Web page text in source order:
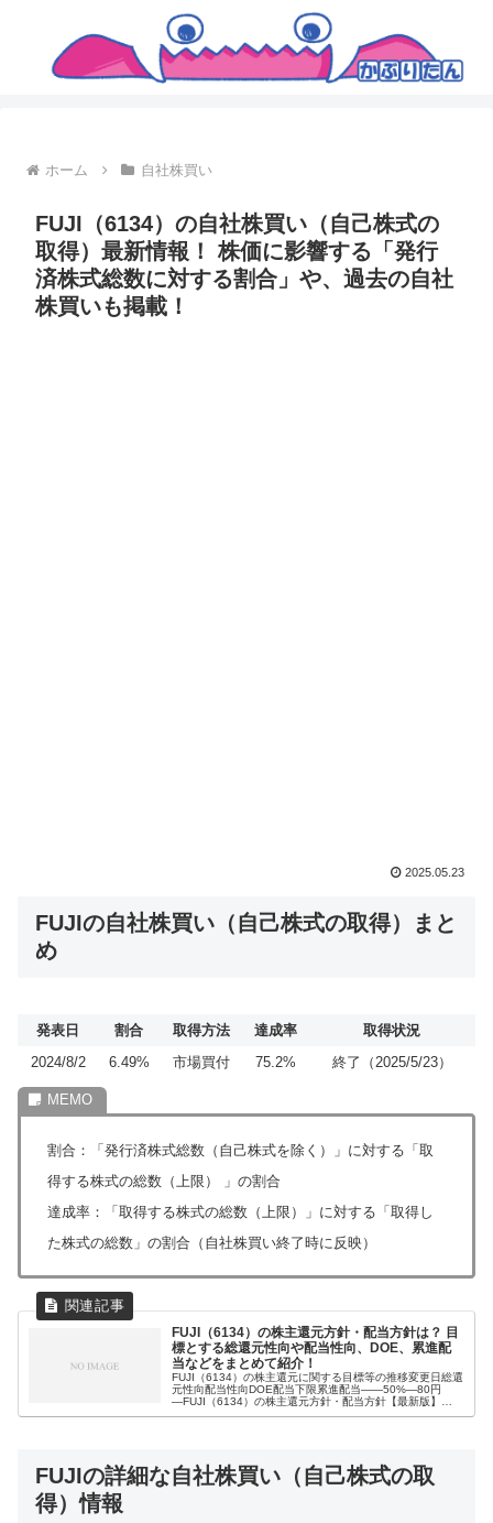
ホーム 自社株買い
FUJI（6134）の自社株買い（自己株式の
取得）最新情報！ 株価に影響する「発行
済株式総数に対する割合」や、過去の自社
株買いも掲載！
2025.05.23
FUJIの自社株買い（自己株式の取得）まと
め
発表日 割合 取得方法 達成率
取得状況
2024/8/2
6.49% 市場買付 75.2% 終了（2025/5/23）
割合：「発行済株式総数（自己株式を除く）」に対する「取
得する株式の総数（上限） 」の割合
達成率：「取得する株式の総数（上限）」に対する「取得し
た株式の総数」の割合（自社株買い終了時に反映）
FUJI（6134）の株主還元方針・配当方針は？ 目
標とする総還元性向や配当性向、DOE、累進配
当などをまとめて紹介！
FUJI（6134）の株主還元に関する目標等の推移変更日総還
元性向配当性向DOE配当下限累進配当――50%―80円
―FUJI（6134）の株主還元方針・配当方針【最新版】
FUJIの詳細な自社株買い（自己株式の取
得）情報